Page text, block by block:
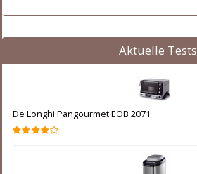
Aktuelle Tests
De Longhi Pangourmet EOB 2071